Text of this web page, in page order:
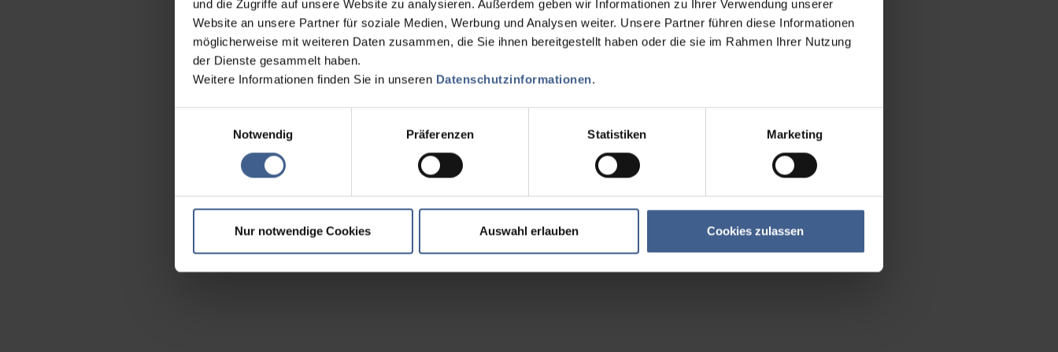
und die Zugriffe auf unsere Website zu analysieren. Außerdem geben wir Informationen zu Ihrer Verwendung unserer
Website an unsere Partner für soziale Medien, Werbung und Analysen weiter. Unsere Partner führen diese Informationen
möglicherweise mit weiteren Daten zusammen, die Sie ihnen bereitgestellt haben oder die sie im Rahmen Ihrer Nutzung
der Dienste gesammelt haben.
Weitere Informationen finden Sie in unseren Datenschutzinformationen.
Notwendig
Präferenzen Statistiken Marketing
Nur notwendige Cookies Auswahl erlauben Cookies zulassen